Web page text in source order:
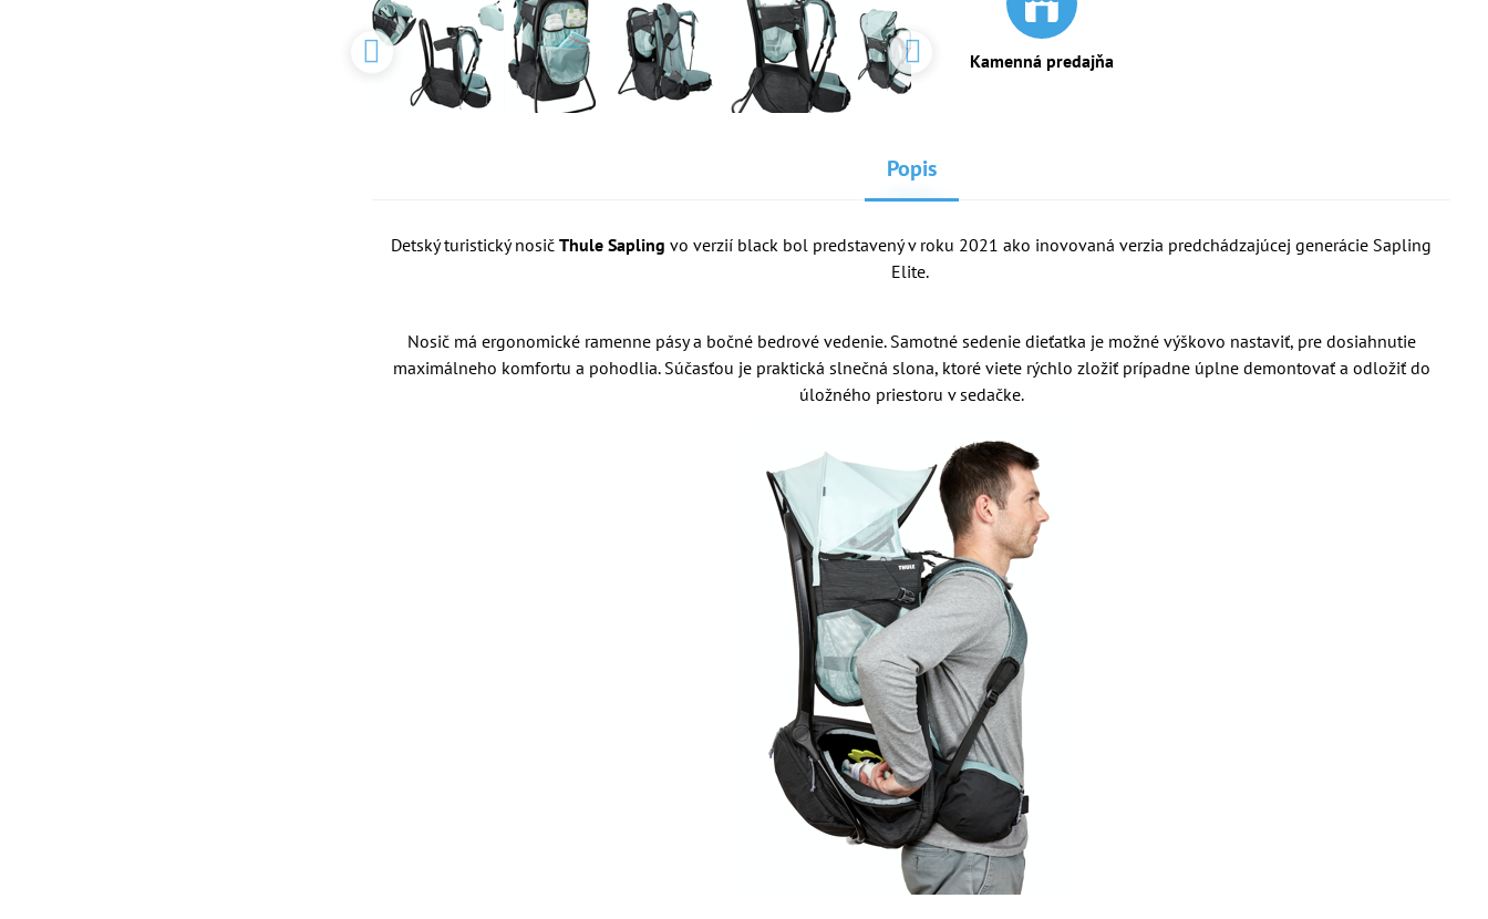
Kamenná predajňa
Popis
Detský turistický nosičThule Sapling vo verzií black bol predstavený v roku 2021 ako inovovaná verzia predchádzajúcej generácie Sapling
Elite.
Nosič má ergonomické ramenne pásy a bočné bedrové vedenie. Samotné sedenie dieťatka je možné výškovo nastaviť, pre dosiahnutie
maximálneho komfortu a pohodlia. Súčasťou je praktická slnečná slona, ktoré viete rýchlo zložiť prípadne úplne demontovať a odložiť do
úložného priestoru v sedačke.